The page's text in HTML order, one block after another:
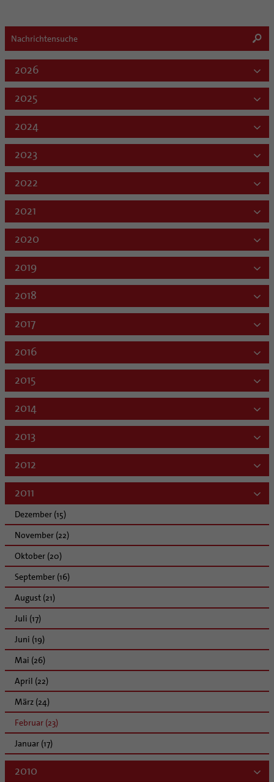
2026
2025
2024
2023
2022
2021
2020
2019
2018
2017
2016
2015
2014
2013
2012
2011
Dezember (15)
November (22)
Oktober (20)
September (16)
August (21)
Juli (17)
Juni (19)
Mai (26)
April (22)
März (24)
Februar (23)
Januar (17)
2010